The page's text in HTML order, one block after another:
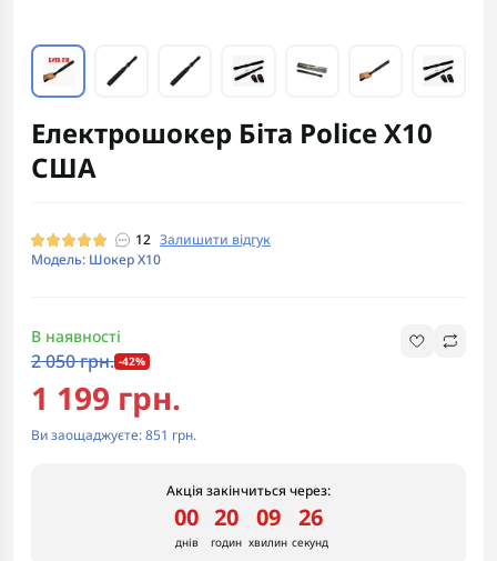
Електрошокер Біта Police X10
США
12 Залишити відгук
Модель: Шокер Х10
В наявності
2 050 грн. -42%
1 199 грн.
Ви заощаджуєте:851 грн.
Акція закінчиться через:
00
днів
20
годин
09
хвилин
25
секунд